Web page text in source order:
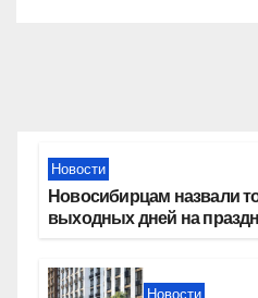
Новости
Новосибирцам назвали
выходных дней на
Новости